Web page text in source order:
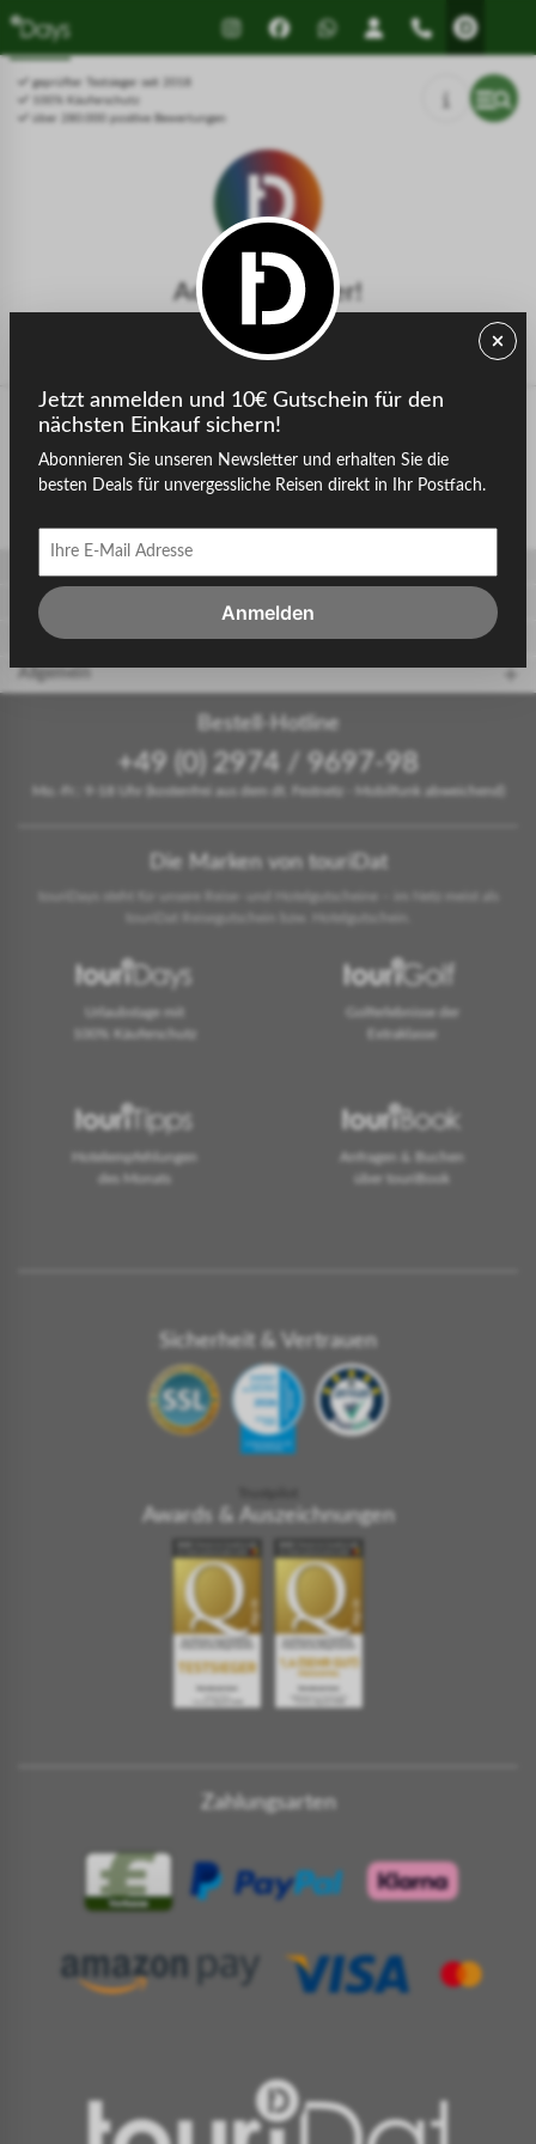
Drücken Sie Alt+1 für den
Bildschirmlesemodus, Alt+0 zum
Abbrechen
Leitfaden für barrierefreie
Bildschirmlesegeräte, Feedback
und Fehlerberichte | Neues
Fenstergeprüfter Testsieger seit 2018
100% Käuferschutz
über 280.000 positive Bewertungen
Achtung, Fehler!
Die gesuchte Seite konnte nicht gefunden werden.
zurück zur Startseite
Gastgeber
touriDat Reiseblog
Allgemein
Bestell-Hotline
+49 (0) 2974 / 9697-98
Mo.-Fr.: 9-18 Uhr (kostenfrei aus dem dt. Festnetz - Mobilfunk abweichend)
Die Marken von touriDat
touriDays steht für unsere Reise- und Hotelgutscheine – im Netz meist als
touriDat Reisegutschein bzw. Hotelgutschein.
Urlaubstage mit
100% Käuferschutz
Golferlebnisse der
Extraklasse
Hotelempfehlungen
des Monats
Anfragen & Buchen
über touriBook
Sicherheit & Vertrauen
Awards & Auszeichnungen
Zahlungsarten
Jetzt anmelden und 10€ Gutschein für den
nächsten Einkauf sichern!
Abonnieren Sie unseren Newsletter und erhalten Sie die
besten Deals für unvergessliche Reisen direkt in Ihr Postfach.
Anmelden